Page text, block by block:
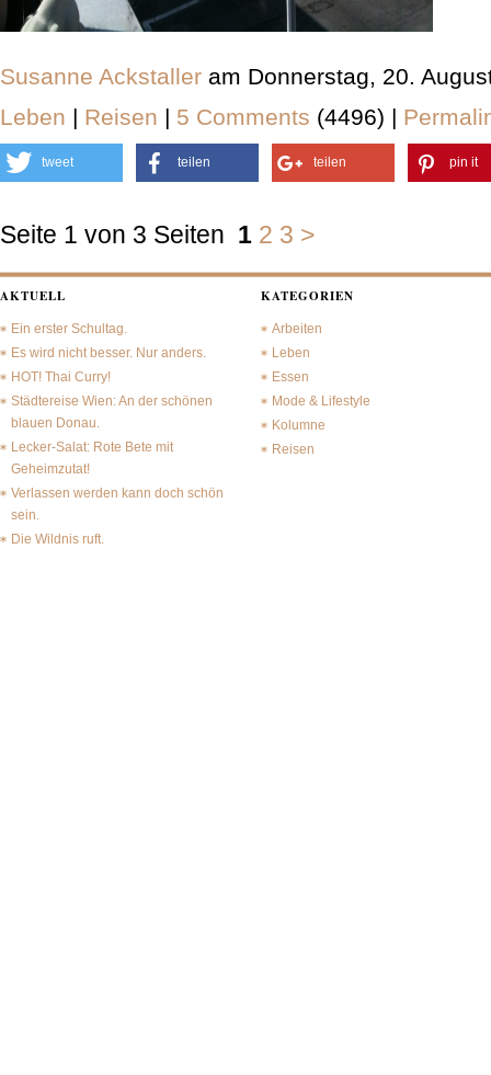
Susanne Ackstaller am Donnerstag, 20.
Leben | Reisen | 5 Comments (4496) |
tweet teilen teilen pin it
Seite 1 von 3 Seiten 1 2 3 >
AKTUELL
Ein erster Schultag.
Es wird nicht besser. Nur anders.
HOT! Thai Curry!
Städtereise Wien: An der schönen
blauen Donau.
Lecker-Salat: Rote Bete mit
Geheimzutat!
Verlassen werden kann doch schön
sein.
Die Wildnis ruft.
KATEGORIEN
Arbeiten
Leben
Essen
Mode & Lifestyle
Kolumne
Reisen